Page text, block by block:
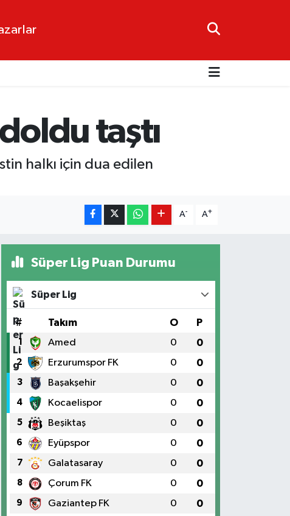
taştı
halkı için dua edilen
A- A+
Süper Lig Puan Durumu
Süper Lig
# Takım O P
1 Amed 0 0
2 Erzurumspor FK 0 0
3 Başakşehir 0 0
4 Kocaelispor 0 0
5 Beşiktaş 0 0
6 Eyüpspor 0 0
7 Galatasaray 0 0
8 Çorum FK 0 0
9 Gaziantep FK 0 0